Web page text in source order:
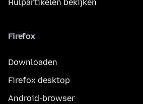
Hulpartikelen bekijken
Firefox
Downloaden
Firefox desktop
Android-browser